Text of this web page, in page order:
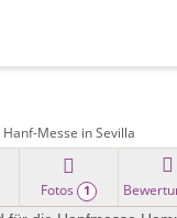
Hanf-Messe in Sevilla
Fotos 1